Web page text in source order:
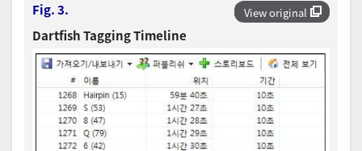
View original
Fig. 3.
Dartfish Tagging Timeline